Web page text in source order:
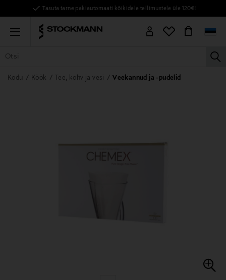
Tasuta tarne pakiautomaati kõikidele tellimustele üle 120€!
Menu
KÕIK TOOTED NAISED MEHED LAPSED KODU
Kodu Köök Tee, kohv ja vesi Veekannud ja -pudelid